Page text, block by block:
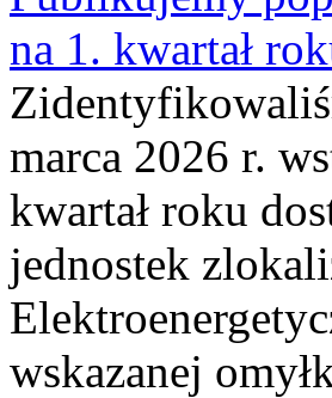
na 1. kwartał
marca 2026 r.
kwartał roku
jednostek
wskazanej